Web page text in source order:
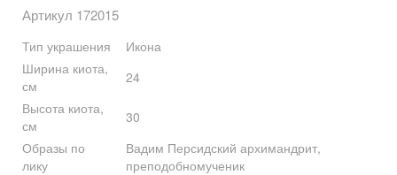
Артикул 172015
Тип украшения
Икона
Ширина киота,
см
24
Высота киота,
см
30
Образы по
лику
Вадим Персидский архимандрит,
преподобномученик